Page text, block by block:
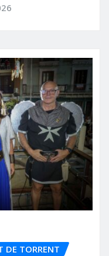
DE TORRENT